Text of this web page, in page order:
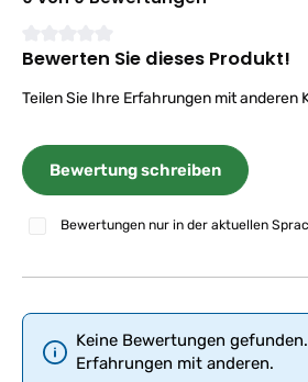
Durchschnittliche Bewertung von 0 von
Bewerten Sie dieses Produkt!
Teilen Sie Ihre Erfahrungen mit anderen
Bewertung schreiben
Bewertungen nur in der aktuellen
Keine Bewertungen
Erfahrungen mit anderen.